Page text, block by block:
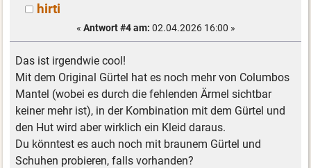
hirti
« Antwort #4 am: 02.04.2026 16:00 »
Das ist irgendwie cool!
Mit dem Original Gürtel hat es noch mehr von Columbos
Mantel (wobei es durch die fehlenden Ärmel sichtbar
keiner mehr ist), in der Kombination mit dem Gürtel und
den Hut wird aber wirklich ein Kleid daraus.
Du könntest es auch noch mit braunem Gürtel und
Schuhen probieren, falls vorhanden?